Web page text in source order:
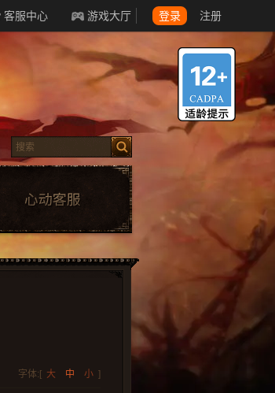
客服中心 游戏大厅 登录 注册
字体:[ 大 中 小 ]